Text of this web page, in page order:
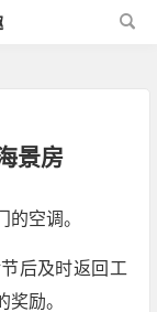
景房
空调。
后及时返回工
励。